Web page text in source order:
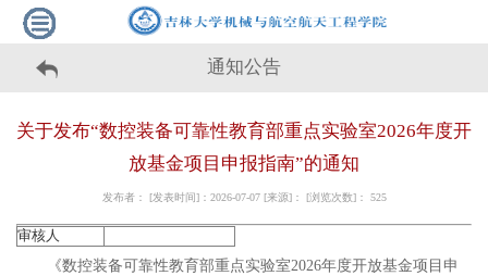
通知公告
关于发布“数控装备可靠性教育部重点实验室2026年度开
放基金项目申报指南”的通知
发布者： [发表时间]：2026-07-07 [来源]： [浏览次数]： 525
审核人
《数控装备可靠性教育部重点实验室2026年度开放基金项目申